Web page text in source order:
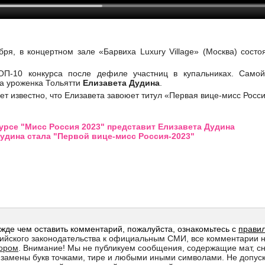
в концертном зале «Барвиха Luxury Village» (Москва)
10 конкурса после дефиле участниц в купальниках. Самой
Тольятти Елизавета Дудина
известно, что Елизавета завоюет титул «Первая вице-мисс
"Мисс Россия 2023" представит Елизавета Дудина
стала "Первой вице-мисс Россия-2023"